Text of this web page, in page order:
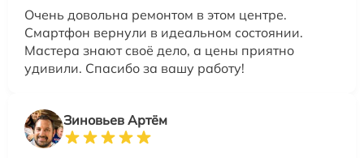
Очень довольна ремонтом в этом центре.
Смартфон вернули в идеальном состоянии.
Мастера знают своё дело, а цены приятно
удивили. Спасибо за вашу работу!
Зиновьев Артём